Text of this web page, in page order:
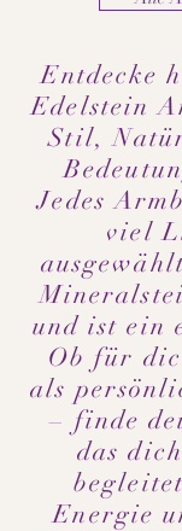
Entdecke
Edelstein
Stil,
Jedes
viel
und ist ein
Ob für
als
– finde
das
Energie